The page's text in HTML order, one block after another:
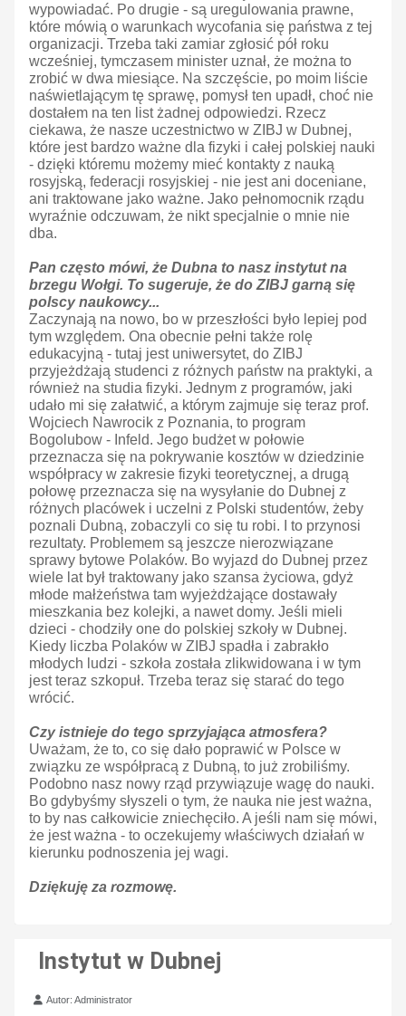
wypowiadać. Po drugie - są uregulowania prawne,
które mówią o warunkach wycofania się państwa z tej
organizacji. Trzeba taki zamiar zgłosić pół roku
wcześniej, tymczasem minister uznał, że można to
zrobić w dwa miesiące. Na szczęście, po moim liście
naświetlającym tę sprawę, pomysł ten upadł, choć nie
dostałem na ten list żadnej odpowiedzi. Rzecz
ciekawa, że nasze uczestnictwo w ZIBJ w Dubnej,
które jest bardzo ważne dla fizyki i całej polskiej nauki
- dzięki któremu możemy mieć kontakty z nauką
rosyjską, federacji rosyjskiej - nie jest ani doceniane,
ani traktowane jako ważne. Jako pełnomocnik rządu
wyraźnie odczuwam, że nikt specjalnie o mnie nie
dba.
Pan często mówi, że Dubna to nasz instytut na
brzegu Wołgi. To sugeruje, że do ZIBJ garną się
polscy naukowcy...
Zaczynają na nowo, bo w przeszłości było lepiej pod
tym względem. Ona obecnie pełni także rolę
edukacyjną - tutaj jest uniwersytet, do ZIBJ
przyjeżdżają studenci z różnych państw na praktyki, a
również na studia fizyki. Jednym z programów, jaki
udało mi się załatwić, a którym zajmuje się teraz prof.
Wojciech Nawrocik z Poznania, to program
Bogolubow - Infeld. Jego budżet w połowie
przeznacza się na pokrywanie kosztów w dziedzinie
współpracy w zakresie fizyki teoretycznej, a drugą
połowę przeznacza się na wysyłanie do Dubnej z
różnych placówek i uczelni z Polski studentów, żeby
poznali Dubną, zobaczyli co się tu robi. I to przynosi
rezultaty. Problemem są jeszcze nierozwiązane
sprawy bytowe Polaków. Bo wyjazd do Dubnej przez
wiele lat był traktowany jako szansa życiowa, gdyż
młode małżeństwa tam wyjeżdżające dostawały
mieszkania bez kolejki, a nawet domy. Jeśli mieli
dzieci - chodziły one do polskiej szkoły w Dubnej.
Kiedy liczba Polaków w ZIBJ spadła i zabrakło
młodych ludzi - szkoła została zlikwidowana i w tym
jest teraz szkopuł. Trzeba teraz się starać do tego
wrócić.
Czy istnieje do tego sprzyjająca atmosfera?
Uważam, że to, co się dało poprawić w Polsce w
związku ze współpracą z Dubną, to już zrobiliśmy.
Podobno nasz nowy rząd przywiązuje wagę do nauki.
Bo gdybyśmy słyszeli o tym, że nauka nie jest ważna,
to by nas całkowicie zniechęciło. A jeśli nam się mówi,
że jest ważna - to oczekujemy właściwych działań w
kierunku podnoszenia jej wagi.
Dziękuję za rozmowę.
Instytut w Dubnej
Szczegóły
Autor:Administrator